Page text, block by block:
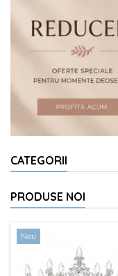
CATEGORII
PRODUSE NOI
Nou